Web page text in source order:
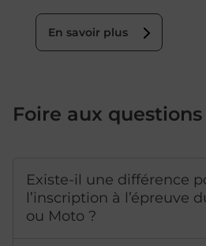
En savoir plus
Foire aux questions
Existe-il une différence
l’inscription à l’épreuve
ou Moto ?